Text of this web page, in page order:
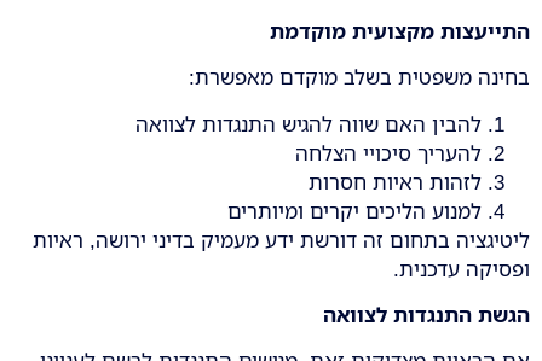
התייעצות מקצועית מוקדמת
בחינה משפטית בשלב מוקדם מאפשרת:
להבין האם שווה להגיש התנגדות לצוואה
להעריך סיכויי הצלחה
לזהות ראיות חסרות
למנוע הליכים יקרים ומיותרים
ליטיגציה בתחום זה דורשת ידע מעמיק בדיני ירושה, ראיות
ופסיקה עדכנית.
הגשת התנגדות לצוואה